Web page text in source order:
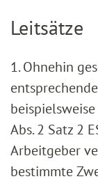
Leitsätze
1. Ohnehin
Abs. 2 Satz 2
Arbeitgeber
bestimmte